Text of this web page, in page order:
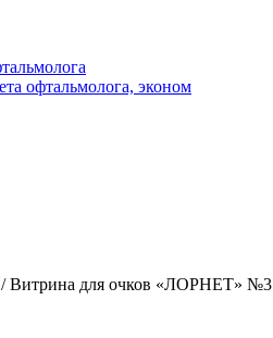
офтальмолога, эконом
/ Витрина для очков «ЛОРНЕТ» №3